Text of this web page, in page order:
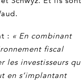
: « En combinant
fiscal
les investisseurs
en s’implantant